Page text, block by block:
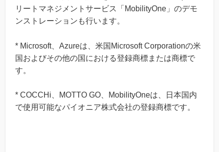
リートマネジメントサービス「MobilityOne」のデモ
ンストレーションも行います。
* Microsoft、Azureは、米国Microsoft Corporationの米
国およびその他の国における登録商標または商標で
す。
* COCCHi、MOTTO GO、MobilityOneは、日本国内
で使用可能なパイオニア株式会社の登録商標です。